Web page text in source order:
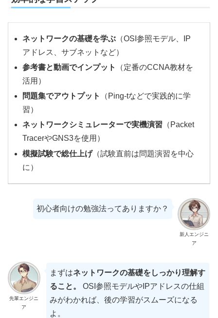
ネットワークの基礎を学ぶ （OSI参照モデル、IP
アドレス、サブネットなど）
参考書と動画でインプット
（定番のCCNA教材を
活用）
問題集でアウトプット
（Ping-tなどで実践的に学
習）
ネットワークシミュレーターで実機演習 （Packet
TracerやGNS3を使用）
模擬試験で総仕上げ（試験直前は問題演習を中心
に）
新人エンジニ
ア
初心者向けの勉強法ってありますか？
先輩エンジニ
ア
まずはネットワークの基礎をしっかり理解す
ること。
OSI参照モデルやIPアドレスの仕組
みがわかれば、後の学習がスムーズになる
よ。